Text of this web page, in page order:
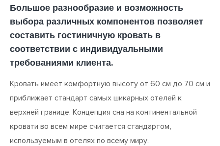
Большое разнообразие и возможность
выбора различных компонентов позволяет
составить гостиничную кровать в
соответствии с индивидуальными
требованиями клиента.
Кровать имеет комфортную высоту от 60 см до 70 см и
приближает стандарт самых шикарных отелей к
верхней границе. Концепция сна на континентальной
кровати во всем мире считается стандартом,
используемым в отелях по всему миру.